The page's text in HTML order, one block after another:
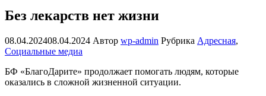
Без лекарств нет жизни
08.04.202408.04.2024 Автор wp-admin Рубрика Адресная,
Социальные медиа
БФ «БлагоДарите» продолжает помогать людям, которые
оказались в сложной жизненной ситуации.